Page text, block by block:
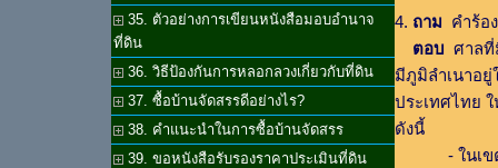
35. ตัวอย่างการเขียนหนังสือมอบอำนาจ
ที่ดิน
36. วิธีป้องกันการหลอกลวงเกี่ยวกับที่ดิน
37. ซื้อบ้านจัดสรรดีอย่างไร?
38. คำแนะนำในการซื้อบ้านจัดสรร
39. ขอหนังสือรับรองราคาประเมินที่ดิน
4. ถาม คำร้อ
ตอบ ศาลที่
มีภูมิลำเนาอ
ประเทศไทย
ดังนี้
- ในเขตกรุ